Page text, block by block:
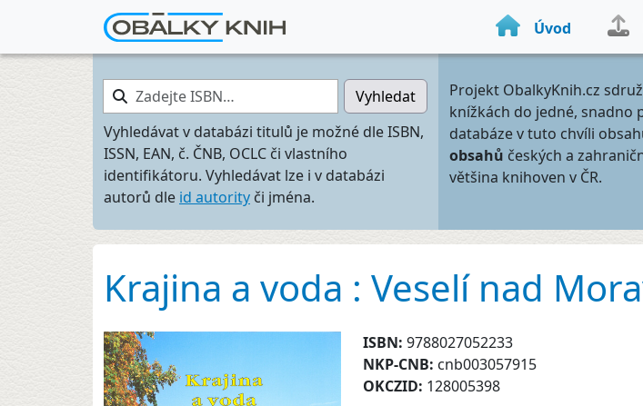
Úvod
Zadejte ISBN…
Vyhledat
Vyhledávat v databázi titulů je možné dle ISBN,
ISSN, EAN, č. ČNB, OCLC či vlastního
identifikátoru. Vyhledávat lze i v databázi
autorů dle id autority či jména.
Projekt ObalkyKnih.cz
knížkách do jedné, snadno
databáze v tuto chvíli
obsahů českých a
většina knihoven v ČR.
Krajina a voda : Veselí nad
ISBN: 9788027052233
NKP-CNB: cnb003057915
OKCZID: 128005398